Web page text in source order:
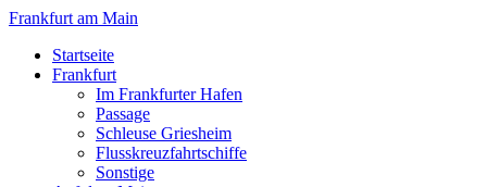
Frankfurt am Main
Startseite
Frankfurt
Im Frankfurter Hafen
Passage
Schleuse Griesheim
Flusskreuzfahrtschiffe
Sonstige